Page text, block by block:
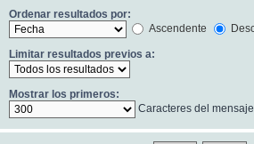
Ordenar resultados por:
Ascendente
Limitar resultados previos a:
Mostrar los primeros:
Caracteres del mensaje